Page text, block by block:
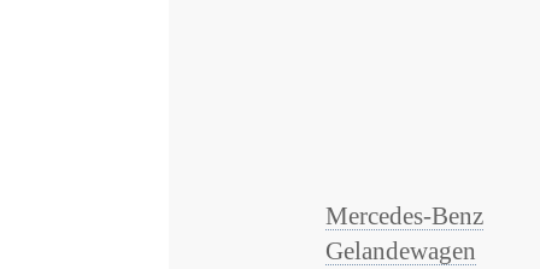
Mercedes-Benz
Gelandewagen